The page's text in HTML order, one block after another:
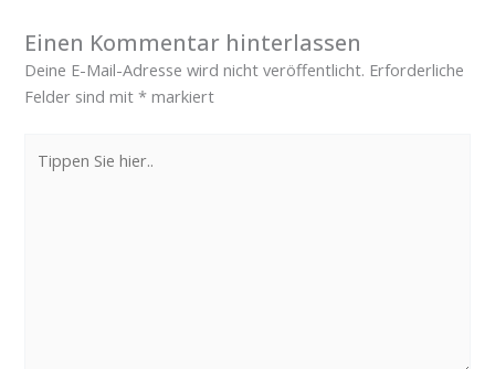
Einen Kommentar hinterlassen
Deine E-Mail-Adresse wird nicht veröffentlicht. Erforderliche
Felder sind mit* markiert
Sie